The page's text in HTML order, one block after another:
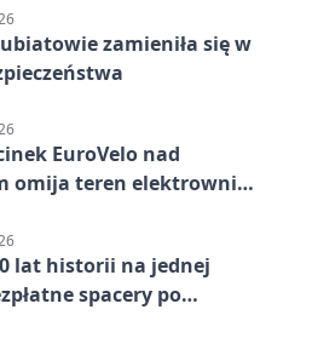
zamieniła się w
EuroVelo nad
omija teren elektrowni
lat historii na jednej
spacery po